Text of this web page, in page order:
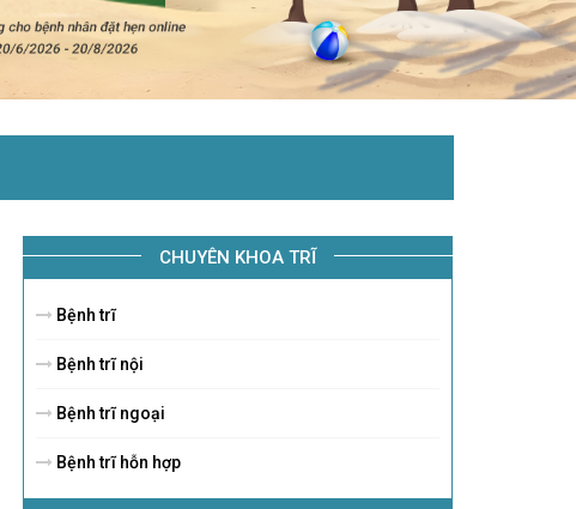
CHUYÊN KHOA TRĨ
Bệnh trĩ
Bệnh trĩ nội
Bệnh trĩ ngoại
Bệnh trĩ hỗn hợp